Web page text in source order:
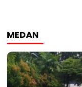
MEDAN